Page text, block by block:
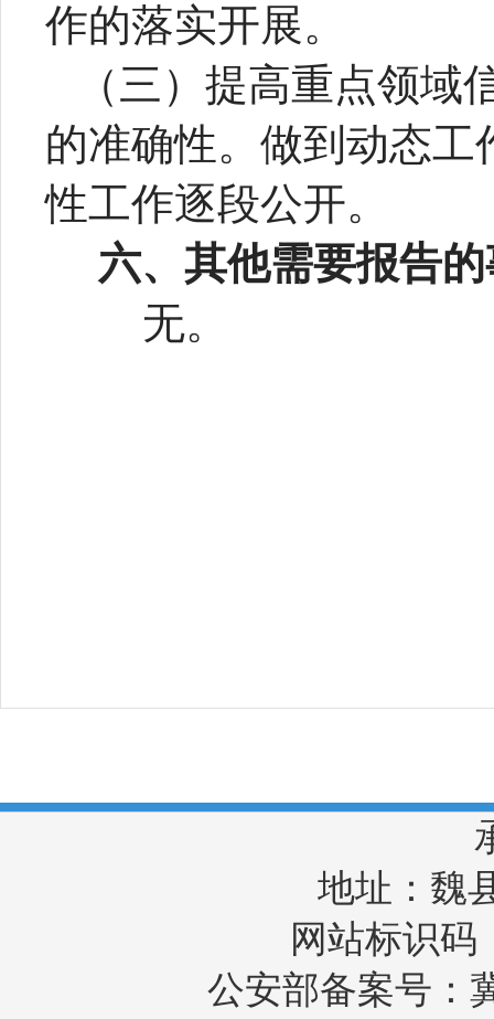
作的落实开展。
（三）提高重点领
的准确性。做到动态
性工作逐段公开。
六、其他需要报告
无。
地址：魏
网站标识码
公安部备案号：